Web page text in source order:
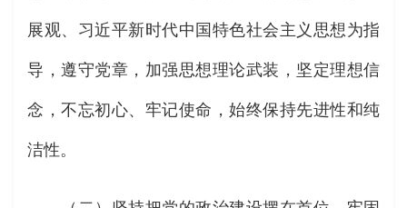
展观、习近平新时代中国特色社会主义思想为指
导，遵守党章，加强思想理论武装，坚定理想信
念，不忘初心、牢记使命，始终保持先进性和纯
洁性。